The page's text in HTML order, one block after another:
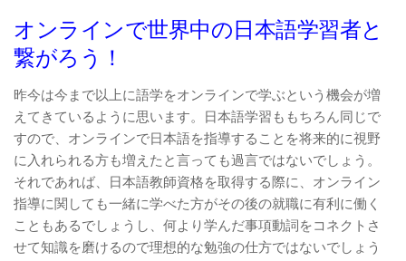
オンラインで世界中の日本語学習者と
繋がろう！
昨今は今まで以上に語学をオンラインで学ぶという機会が増
えてきているように思います。日本語学習ももちろん同じで
すので、オンラインで日本語を指導することを将来的に視野
に入れられる方も増えたと言っても過言ではないでしょう。
それであれば、日本語教師資格を取得する際に、オンライン
指導に関しても一緒に学べた方がその後の就職に有利に働く
こともあるでしょうし、何より学んだ事項動詞をコネクトさ
せて知識を磨けるので理想的な勉強の仕方ではないでしょう